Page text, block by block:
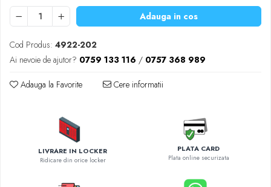
Diverse accesorii auto
Carcase protectie NOCO BOOST
Invertoare Auto
Incarcator masina electrica
Compresoare
Adauga in cos
Cod Produs: 4922-202
Ai nevoie de ajutor? 0759 133 116 / 0757 368 989
Adauga la Favorite Cere informatii
LIVRARE IN LOCKER
Ridicare din orice locker
PLATA CARD
Plata online securizata